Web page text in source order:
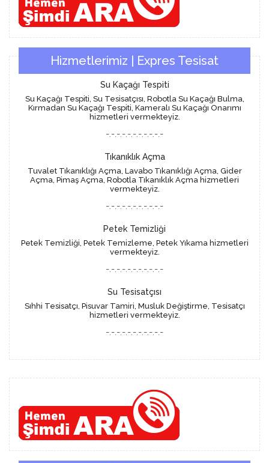
Hizmetlerimiz | Expres Tesisat
Su Kaçağı Tespiti
Su Kaçağı Tespiti, Su Tesisatçısı, Robotla Su Kaçağı Bulma,
Kırmadan Su Kaçağı Tespiti, Kameralı Su Kaçağı Onarımı
hizmetleri vermekteyiz.
-.-.-.-.-.-.-.-.-.-.-
Tıkanıklık Açma
Tuvalet Tıkanıklığı Açma, Lavabo Tıkanıklığı Açma, Gider
Açma, Pimaş Açma, Robotla Tıkanıklık Açma hizmetleri
vermekteyiz.
-.-.-.-.-.-.-.-.-.-.-
Petek Temizliği
Petek Temizliği, Petek Temizleme, Petek Yıkama hizmetleri
vermekteyiz.
-.-.-.-.-.-.-.-.-.-.-
Su Tesisatçısı
Sıhhi Tesisatçı, Pisuvar Tamiri, Musluk Değiştirme, Tesisatçı
hizmetleri vermekteyiz.
-.-.-.-.-.-.-.-.-.-.-